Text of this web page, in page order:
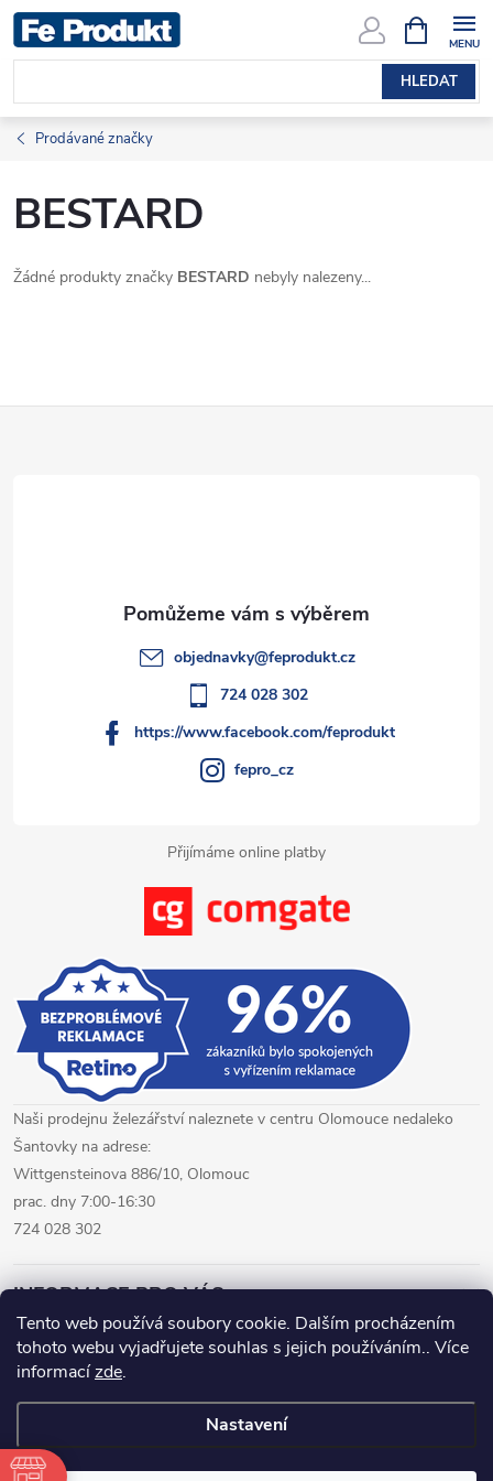
Tento web používá soubory cookie. Dalším procházením
tohoto webu vyjadřujete souhlas s jejich používáním.. Více
informacízde.
Nastavení
Přejít
na
obsah
HLEDAT
NÁKUPNÍ
KOŠÍK
Prodávané značky
BESTARD
Žádné produkty značky BESTARD nebyly nalezeny...
Přijímáme online platby
objednavky@feprodukt.cz
724 028 302
https://www.facebook.com/feprodukt
fepro_cz
Naši prodejnu železářství naleznete v centru Olomouce nedaleko
Šantovky na adrese:
Wittgensteinova 886/10, Olomouc
prac. dny 7:00-16:30
724 028 302
INFORMACE PRO VÁS
železářství Olomouc
CNC pálení plechů Olomouc
Copyright 2026www.fepro.cz. Všechna práva vyhrazena.